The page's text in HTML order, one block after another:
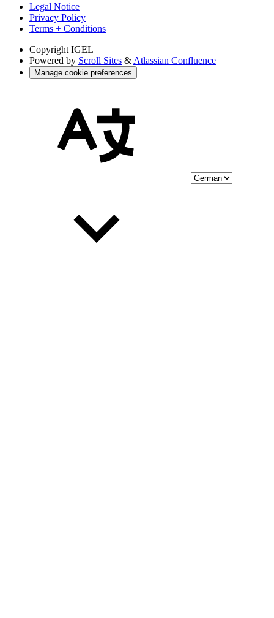
Legal Notice
Privacy Policy
Terms + Conditions
Copyright IGEL
Powered by Scroll Sites & Atlassian Confluence
Manage cookie preferences